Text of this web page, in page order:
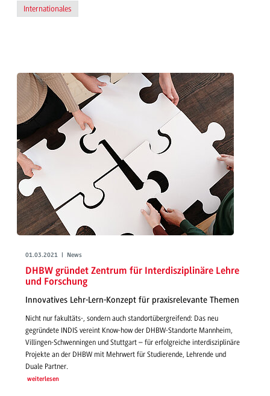
Internationales
01.03.2021 | News
DHBW gründet Zentrum für Interdisziplinäre Lehre
und Forschung
Innovatives Lehr-Lern-Konzept für praxisrelevante Themen
Nicht nur fakultäts-, sondern auch standortübergreifend: Das neu
gegründete INDIS vereint Know-how der DHBW-Standorte Mannheim,
Villingen-Schwenningen und Stuttgart – für erfolgreiche interdisziplinäre
Projekte an der DHBW mit Mehrwert für Studierende, Lehrende und
Duale Partner.
weiterlesen